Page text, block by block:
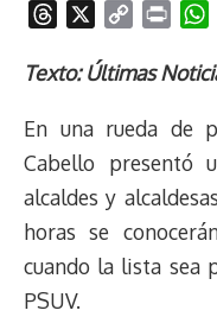
r
a
d
s
p
L
i
n
k
i
t
a
s
p
Texto: Últimas
En una rueda de
Cabello presentó
alcaldes y
horas se
cuando la lista sea
PSUV.